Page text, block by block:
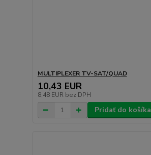
MULTIPLEXER TV-SAT/QUAD
10,43 EUR
8,48 EUR bez DPH
Pridať do košíka